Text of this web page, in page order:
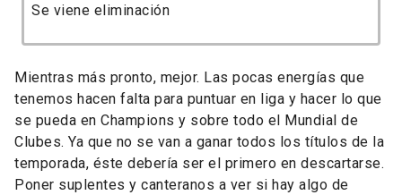
Se viene eliminación
Mientras más pronto, mejor. Las pocas energías que
tenemos hacen falta para puntuar en liga y hacer lo que
se pueda en Champions y sobre todo el Mundial de
Clubes. Ya que no se van a ganar todos los títulos de la
temporada, éste debería ser el primero en descartarse.
Poner suplentes y canteranos a ver si hay algo de